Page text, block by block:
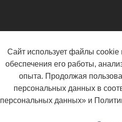
Сайт использует файлы cookie
обеспечения его работы,
опыта. Продолжая
персональных данных в
персональных данных» и